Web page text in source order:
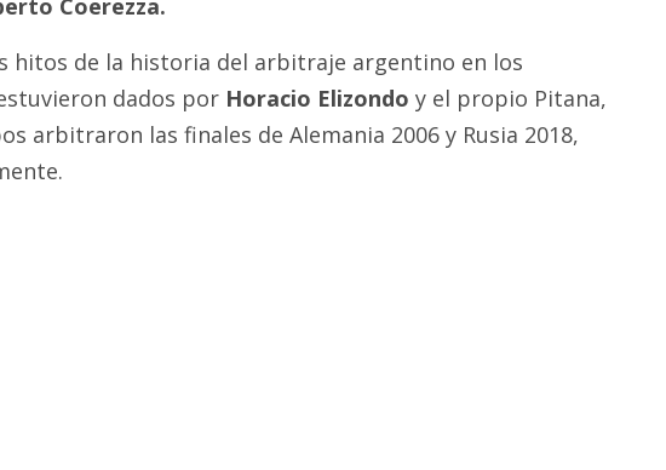
hitos de la historia del arbitraje argentino en los
dados por Horacio Elizondo y el propio Pitana,
arbitraron las finales de Alemania 2006 y Rusia 2018,